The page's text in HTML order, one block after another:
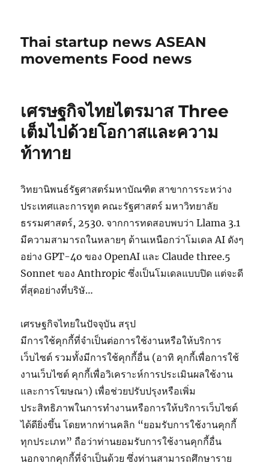
Thai startup news ASEAN
movements Food news
เศรษฐกิจไทยไตรมาส Three
เต็มไปด้วยโอกาสและความ
ท้าทาย
วิทยานิพนธ์รัฐศาสตร์มหาบัณฑิต สาขาการระหว่าง
ประเทศและการทูต คณะรัฐศาสตร์ มหาวิทยาลัย
ธรรมศาสตร์, 2530. จากการทดสอบพบว่า Llama 3.1
มีความสามารถในหลายๆ ด้านเหนือกว่าโมเดล AI ดังๆ
อย่าง GPT-4o ของ OpenAI และ Claude three.5
Sonnet ของ Anthropic ซึ่งเป็นโมเดลแบบปิด แต่จะดี
ที่สุดอย่างที่บริษั…
เศรษฐกิจไทยในปัจจุบัน สรุป
มีการใช้คุกกี้ที่จำเป็นต่อการใช้งานหรือให้บริการ
เว็บไซต์ รวมทั้งมีการใช้คุกกี้อื่น (อาทิ คุกกี้เพื่อการใช้
งานเว็บไซต์ คุกกี้เพื่อวิเคราะห์การประเมินผลใช้งาน
และการโฆษณา) เพื่อช่วยปรับปรุงหรือเพิ่ม
ประสิทธิภาพในการทำงานหรือการให้บริการเว็บไซต์
ได้ดียิ่งขึ้น โดยหากท่านคลิก “ยอมรับการใช้งานคุกกี้
ทุกประเภท” ถือว่าท่านยอมรับการใช้งานคุกกี้อื่น
นอกจากคุกกี้ที่จำเป็นด้วย ซึ่งท่านสามารถศึกษาราย